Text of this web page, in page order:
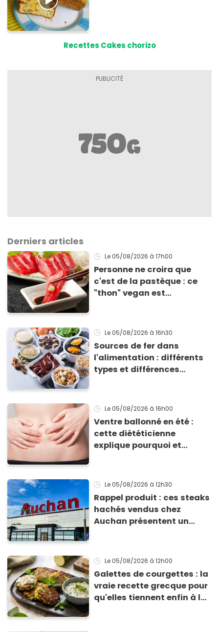
Recettes Cakes chorizo
Derniers articles
Le 05/08/2026 à 17h00
Personne ne croira que
c'est de la pastèque : ce
"thon" vegan est
Le 05/08/2026 à 16h30
Sources de fer dans
l'alimentation : différents
types et différences
Le 05/08/2026 à 16h00
Ventre ballonné en été :
cette diététicienne
explique pourquoi et
Le 05/08/2026 à 12h30
Rappel produit : ces steaks
hachés vendus chez
Auchan présentent un
Le 05/08/2026 à 12h00
Galettes de courgettes : la
vraie recette grecque pour
qu'elles tiennent enfin à la